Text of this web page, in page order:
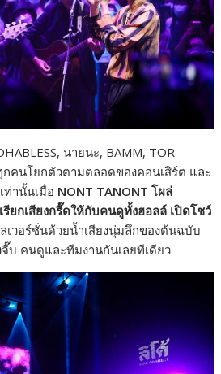
นายนะ, BAMM, TOR
กคนโยกตัวตามตลอดของคอนเสิร์ต และ
านั้นเมื่อ NONT TANONT โผล่
ยกเสียงกรี๊ดให้กับคนดูทั้งฮอลล์ เปิดโชว์
เวอร์ชั่นด้วยน้ำเสียงนุ่มลึกของต้นฉบับ
จี๊บ คนดูและทีมงานกันเลยทีเดียว